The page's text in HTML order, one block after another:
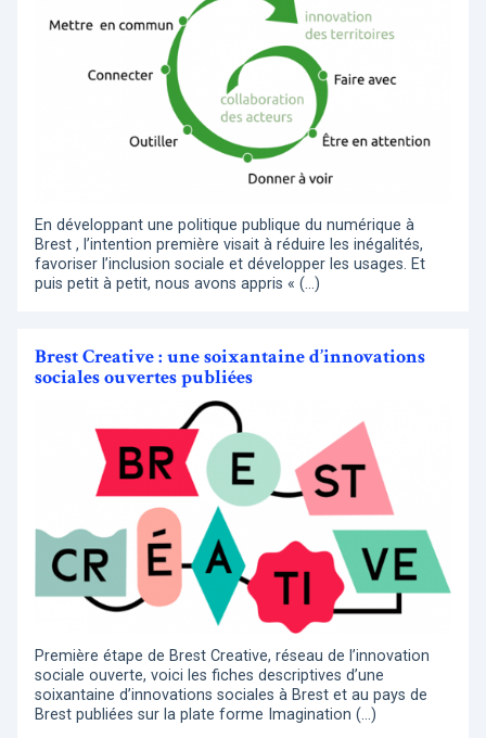
En développant une politique publique du numérique à
Brest , l’intention première visait à réduire les inégalités,
favoriser l’inclusion sociale et développer les usages. Et
puis petit à petit, nous avons appris « (…)
Brest Creative : une soixantaine d’innovations
sociales ouvertes publiées
Première étape de Brest Creative, réseau de l’innovation
sociale ouverte, voici les fiches descriptives d’une
soixantaine d’innovations sociales à Brest et au pays de
Brest publiées sur la plate forme Imagination (…)